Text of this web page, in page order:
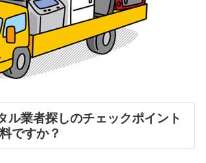
ル業者探しのチェックポイント
ですか？